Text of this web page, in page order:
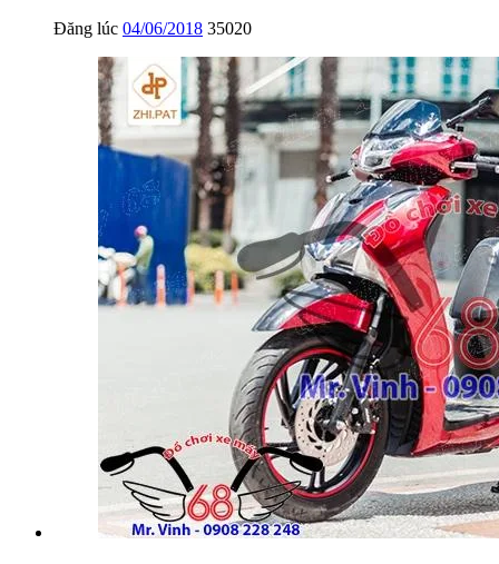
Đăng lúc 04/06/2018 35020